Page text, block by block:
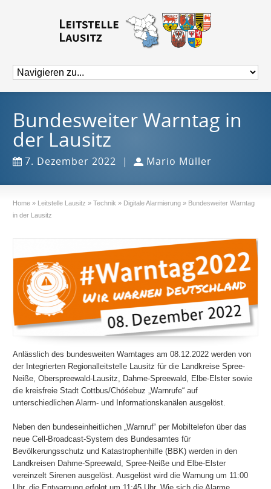
Bundesweiter Warntag in
der Lausitz
7. Dezember 2022 | Mario Müller
Home » Leitstelle Lausitz » Technik » Digitale Alarmierung » Bundesweiter Warntag
in der Lausitz
Anlässlich des bundesweiten Warntages am 08.12.2022 werden von
der Integrierten Regionalleitstelle Lausitz für die Landkreise Spree-
Neiße, Oberspreewald-Lausitz, Dahme-Spreewald, Elbe-Elster sowie
die kreisfreie Stadt Cottbus/Chóśebuz „Warnrufe“ auf
unterschiedlichen Alarm- und Informationskanälen ausgelöst.
Neben den bundeseinheitlichen „Warnruf“ per Mobiltelefon über das
neue Cell-Broadcast-System des Bundesamtes für
Bevölkerungsschutz und Katastrophenhilfe (BBK) werden in den
Landkreisen Dahme-Spreewald, Spree-Neiße und Elbe-Elster
vereinzelt Sirenen ausgelöst. Ausgelöst wird die Warnung um 11:00